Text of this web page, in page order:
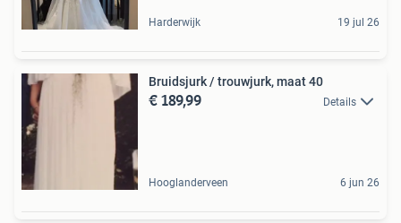
Harderwijk 19 jul 26
Bruidsjurk / trouwjurk, maat 40
€ 189,99 Details
Hooglanderveen 6 jun 26